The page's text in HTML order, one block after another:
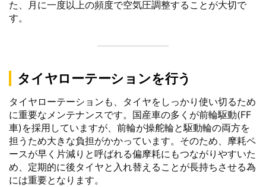
た、月に一度以上の頻度で空気圧調整することが大切で
す。
タイヤローテーションを行う
タイヤローテーションも、タイヤをしっかり使い切るため
に重要なメンテナンスです。国産車の多くが前輪駆動(FF
車)を採用していますが、前輪が操舵輪と駆動輪の両方を
担うため大きな負担がかかっています。そのため、摩耗ペ
ースが早く片減りと呼ばれる偏摩耗にもつながりやすいた
め、定期的に後タイヤと入れ替えることが長持ちさせる為
には重要となります。